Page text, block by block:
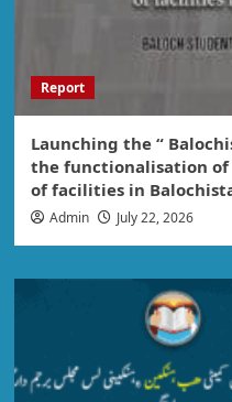
Report
Launching the “
the functionalisation
of facilities in
Admin July 22, 2026